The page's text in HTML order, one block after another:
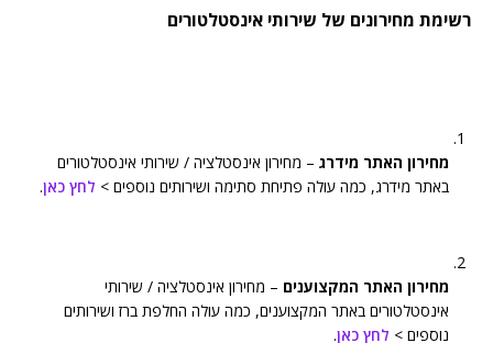
רשימת מחירונים של שירותי אינסטלטורים
מחירון האתר מידרג – מחירון אינסטלציה / שירותי אינסטלטורים
באתר מידרג, כמה עולה פתיחת סתימה ושירותים נוספים > לחץ כאן.
מחירון האתר המקצוענים – מחירון אינסטלציה / שירותי
אינסטלטורים באתר המקצוענים, כמה עולה החלפת ברז ושירותים
נוספים > לחץ כאן.